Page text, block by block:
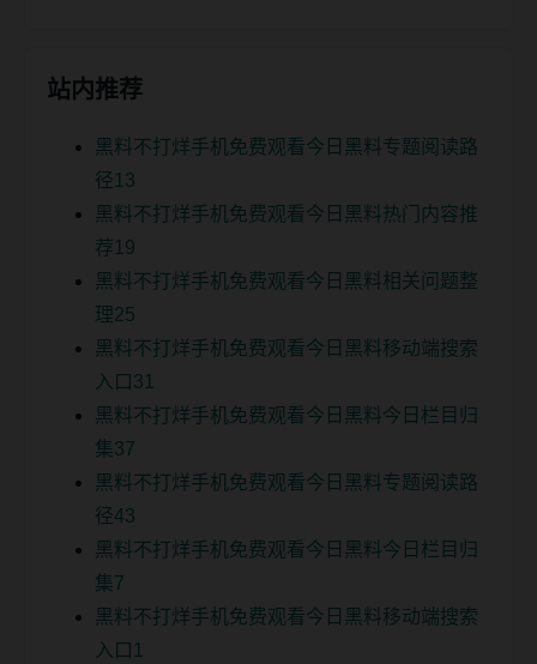
站内推荐
黑料不打烊手机免费观看今日黑料专题阅读路
径13
黑料不打烊手机免费观看今日黑料热门内容推
荐19
黑料不打烊手机免费观看今日黑料相关问题整
理25
黑料不打烊手机免费观看今日黑料移动端搜索
入口31
黑料不打烊手机免费观看今日黑料今日栏目归
集37
黑料不打烊手机免费观看今日黑料专题阅读路
径43
黑料不打烊手机免费观看今日黑料今日栏目归
集7
黑料不打烊手机免费观看今日黑料移动端搜索
入口1